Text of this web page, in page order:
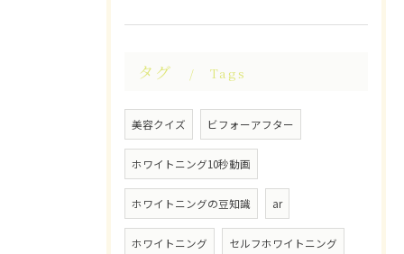
タグ Tags
美容クイズ ビフォーアフター
ホワイトニング10秒動画
ホワイトニングの豆知識 ar
ホワイトニング セルフホワイトニング